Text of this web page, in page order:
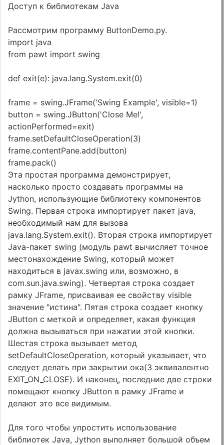
Доступ к библиотекам Java
Рассмотрим программу ButtonDemo.py.
import java
from pawt import swing
def exit(e): java.lang.System.exit(0)
frame = swing.JFrame('Swing Example', visible=1)
button = swing.JButton('Close Me!',
actionPerformed=exit)
frame.setDefaultCloseOperation(3)
frame.contentPane.add(button)
frame.pack()
Эта простая программа демонстрирует,
насколько просто создавать программы на
Jython, использующие библиотеку компонентов
Swing. Первая строка импортирует пакет java,
необходимый нам для вызова
java.lang.System.exit(). Вторая строка импортирует
Java-пакет swing (модуль pawt вычисляет точное
местонахождение Swing, который может
находиться в javax.swing или, возможно, в
com.sun.java.swing). Четвертая строка создает
рамку JFrame, присваивая ее свойству visible
значение "истина". Пятая строка создает кнопку
JButton с меткой и определяет, какая функция
должна вызываться при нажатии этой кнопки.
Шестая строка вызывает метод
setDefaultCloseOperation, который указывает, что
следует делать при закрытии ока(3 эквивалентно
EXIT_ON_CLOSE). И наконец, последние две строки
помещают кнопку JButton в рамку JFrame и
делают это все видимым.
Для того чтобы упростить использование
библиотек Java, Jython выполняет большой объем